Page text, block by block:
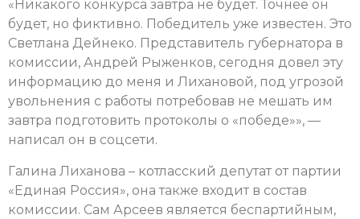
«Никакого конкурса завтра не будет. Точнее он
будет, но фиктивно. Победитель уже известен. Это
Светлана Дейнеко. Представитель губернатора в
комиссии, Андрей Рыженков, сегодня довел эту
информацию до меня и Лихановой, под угрозой
увольнения с работы потребовав не мешать им
завтра подготовить протоколы о «победе»», —
написал он в соцсети.
Галина Лиханова – котласский депутат от партии
«Единая Россия», она также входит в состав
комиссии. Сам Арсеев является беспартийным,